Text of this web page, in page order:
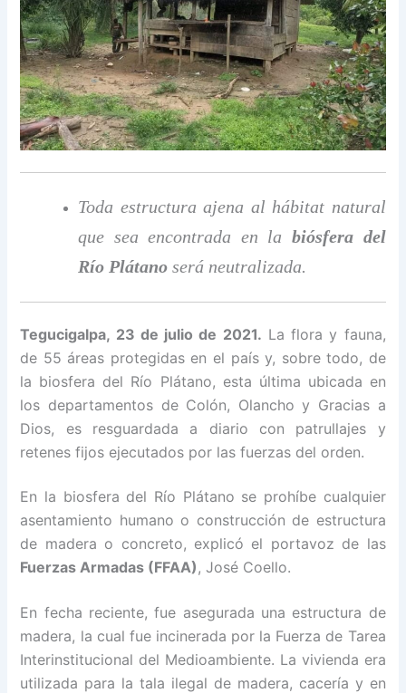
Toda estructura ajena al hábitat natural
que sea encontrada en la biósfera del
Río Plátano será neutralizada.
Tegucigalpa, 23 de julio de 2021. La flora y fauna,
de 55 áreas protegidas en el país y, sobre todo, de
la biosfera del Río Plátano, esta última ubicada en
los departamentos de Colón, Olancho y Gracias a
Dios, es resguardada a diario con patrullajes y
retenes fijos ejecutados por las fuerzas del orden.
En la biosfera del Río Plátano se prohíbe cualquier
asentamiento humano o construcción de estructura
de madera o concreto, explicó el portavoz de las
Fuerzas Armadas (FFAA), José Coello.
En fecha reciente, fue asegurada una estructura de
madera, la cual fue incinerada por la Fuerza de Tarea
Interinstitucional del Medioambiente. La vivienda era
utilizada para la tala ilegal de madera, cacería y en